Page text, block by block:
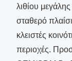
λιθίου
σταθερό
κλειστές
περιοχές.